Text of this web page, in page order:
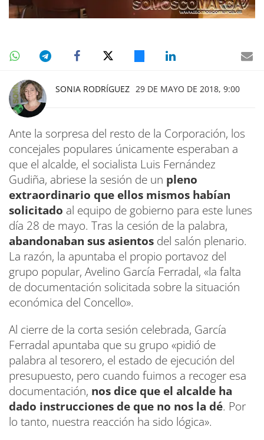
SONIA RODRÍGUEZ 29 DE MAYO DE 2018, 9:00
Ante la sorpresa del resto de la Corporación, los
concejales populares únicamente esperaban a
que el alcalde, el socialista Luis Fernández
Gudiña, abriese la sesión de un pleno
extraordinario que ellos mismos habían
solicitado al equipo de gobierno para este lunes
día 28 de mayo. Tras la cesión de la palabra,
abandonaban sus asientos del salón plenario.
La razón, la apuntaba el propio portavoz del
grupo popular, Avelino García Ferradal, «la falta
de documentación solicitada sobre la situación
económica del Concello».
Al cierre de la corta sesión celebrada, García
Ferradal apuntaba que su grupo «pidió de
palabra al tesorero, el estado de ejecución del
presupuesto, pero cuando fuimos a recoger esa
documentación, nos dice que el alcalde ha
dado instrucciones de que no nos la dé. Por
lo tanto, nuestra reacción ha sido lógica».